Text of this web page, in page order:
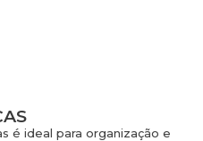
é ideal para organização e